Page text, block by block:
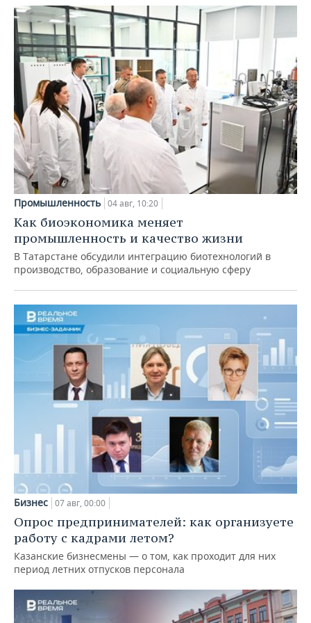
Промышленность 04 авг, 10:20
Как биоэкономика меняет
промышленность и качество жизни
В Татарстане обсудили интеграцию биотехнологий в
производство, образование и социальную сферу
Бизнес 07 авг, 00:00
Опрос предпринимателей: как организуете
работу с кадрами летом?
Казанские бизнесмены — о том, как проходит для них
период летних отпусков персонала